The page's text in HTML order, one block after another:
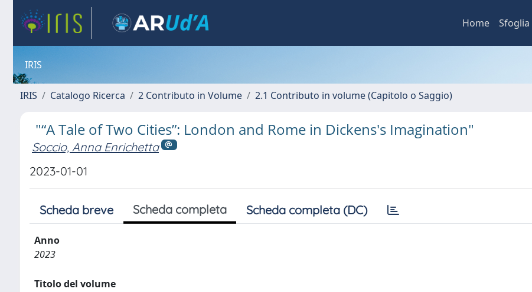
Home Sfoglia
IRIS
IRIS Catalogo Ricerca 2 Contributo in Volume 2.1 Contributo in volume (Capitolo o Saggio)
"“A Tale of Two Cities”: London and Rome in Dickens's Imagination"
Soccio, Anna Enrichetta
2023-01-01
Scheda breve Scheda completa Scheda completa (DC)
Anno
2023
Titolo del volume